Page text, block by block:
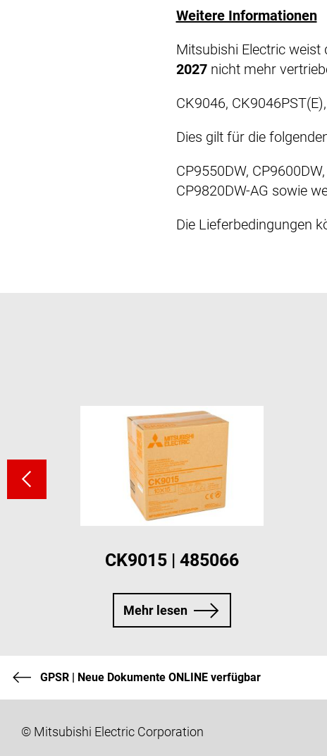
Weitere Informationen
Mitsubishi Electric
2027 nicht mehr
CK9046,
Dies gilt für die
CP9550DW,
CP9820DW-AG sowie
Die Lieferbedingungen
CK9015 | 485066
Mehr lesen
GPSR | Neue Dokumente ONLINE verfügbar
© Mitsubishi Electric Corporation